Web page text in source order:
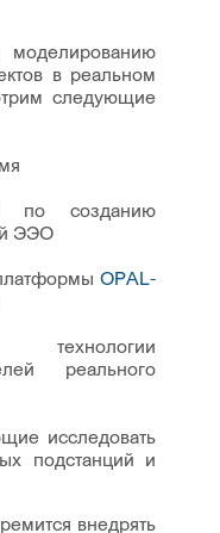
в реальном
следующие
по созданию
ЭЭО
OPAL-
реального
исследовать
подстанций и
внедрять